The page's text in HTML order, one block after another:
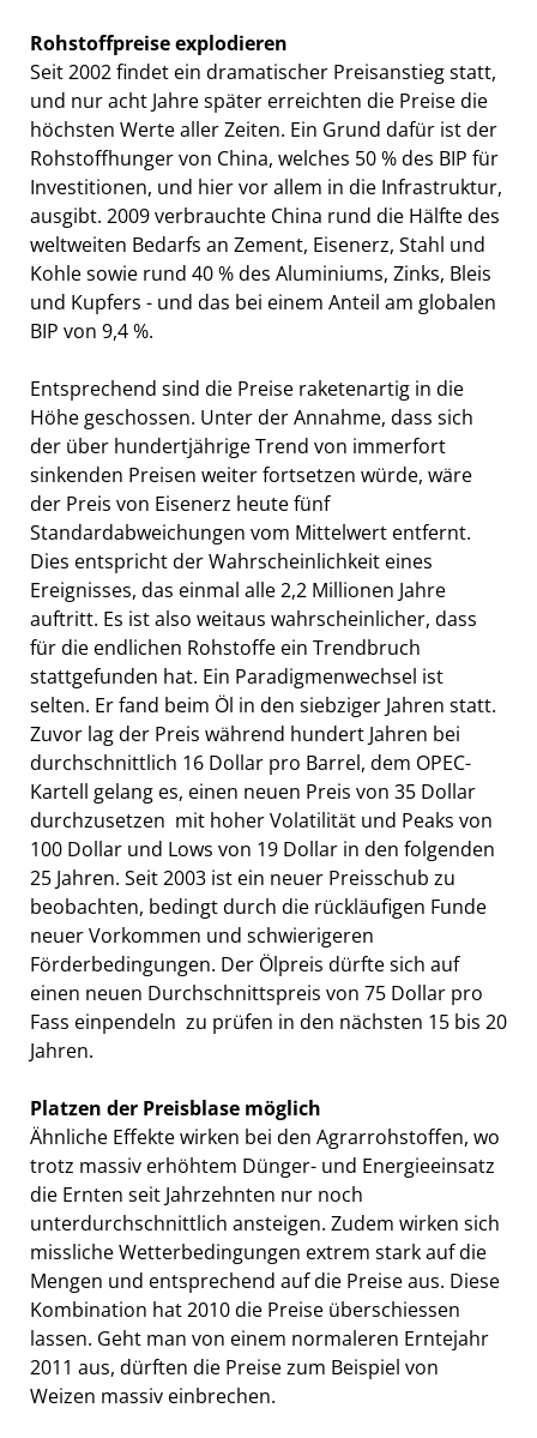
Rohstoffpreise explodieren
Seit 2002 findet ein dramatischer Preisanstieg statt,
und nur acht Jahre später erreichten die Preise die
höchsten Werte aller Zeiten. Ein Grund dafür ist der
Rohstoffhunger von China, welches 50 % des BIP für
Investitionen, und hier vor allem in die Infrastruktur,
ausgibt. 2009 verbrauchte China rund die Hälfte des
weltweiten Bedarfs an Zement, Eisenerz, Stahl und
Kohle sowie rund 40 % des Aluminiums, Zinks, Bleis
und Kupfers - und das bei einem Anteil am globalen
BIP von 9,4 %.
Entsprechend sind die Preise raketenartig in die
Höhe geschossen. Unter der Annahme, dass sich
der über hundertjährige Trend von immerfort
sinkenden Preisen weiter fortsetzen würde, wäre
der Preis von Eisenerz heute fünf
Standardabweichungen vom Mittelwert entfernt.
Dies entspricht der Wahrscheinlichkeit eines
Ereignisses, das einmal alle 2,2 Millionen Jahre
auftritt. Es ist also weitaus wahrscheinlicher, dass
für die endlichen Rohstoffe ein Trendbruch
stattgefunden hat. Ein Paradigmenwechsel ist
selten. Er fand beim Öl in den siebziger Jahren statt.
Zuvor lag der Preis während hundert Jahren bei
durchschnittlich 16 Dollar pro Barrel, dem OPEC-
Kartell gelang es, einen neuen Preis von 35 Dollar
durchzusetzen  mit hoher Volatilität und Peaks von
100 Dollar und Lows von 19 Dollar in den folgenden
25 Jahren. Seit 2003 ist ein neuer Preisschub zu
beobachten, bedingt durch die rückläufigen Funde
neuer Vorkommen und schwierigeren
Förderbedingungen. Der Ölpreis dürfte sich auf
einen neuen Durchschnittspreis von 75 Dollar pro
Fass einpendeln  zu prüfen in den nächsten 15 bis 20
Jahren.
Platzen der Preisblase möglich
Ähnliche Effekte wirken bei den Agrarrohstoffen, wo
trotz massiv erhöhtem Dünger- und Energieeinsatz
die Ernten seit Jahrzehnten nur noch
unterdurchschnittlich ansteigen. Zudem wirken sich
missliche Wetterbedingungen extrem stark auf die
Mengen und entsprechend auf die Preise aus. Diese
Kombination hat 2010 die Preise überschiessen
lassen. Geht man von einem normaleren Erntejahr
2011 aus, dürften die Preise zum Beispiel von
Weizen massiv einbrechen.